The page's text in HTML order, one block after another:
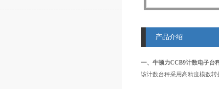
产品介绍
一、牛顿力CCB9计数电子台
该计数台秤采用高精度模数